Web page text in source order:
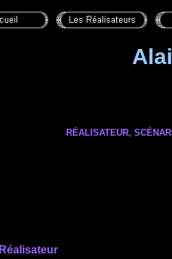
RÉALISATEUR,
Réalisateur